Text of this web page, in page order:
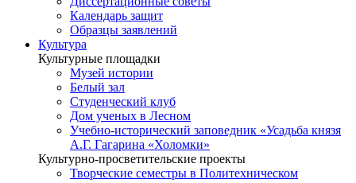
Календарь защит
Образцы заявлений
Культура
Культурные площадки
Музей истории
Белый зал
Студенческий клуб
Дом ученых в Лесном
Учебно-исторический заповедник «Усадьба князя
А.Г. Гагарина «Холомки»
Культурно-просветительские проекты
Творческие семестры в Политехническом